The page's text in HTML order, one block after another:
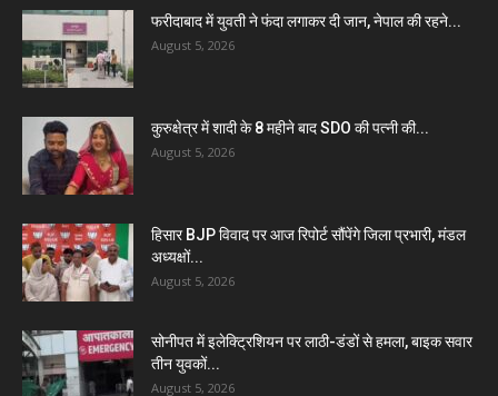
फरीदाबाद में युवती ने फंदा लगाकर दी जान, नेपाल की रहने...
August 5, 2026
कुरुक्षेत्र में शादी के 8 महीने बाद SDO की पत्नी की...
August 5, 2026
हिसार BJP विवाद पर आज रिपोर्ट सौंपेंगे जिला प्रभारी, मंडल
अध्यक्षों...
August 5, 2026
सोनीपत में इलेक्ट्रिशियन पर लाठी-डंडों से हमला, बाइक सवार
तीन युवकों...
August 5, 2026